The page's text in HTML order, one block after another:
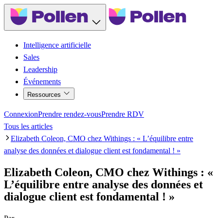
Intelligence artificielle
Sales
Leadership
Événements
Ressources
ConnexionPrendre rendez-vousPrendre RDV
Tous les articles
Elizabeth Coleon, CMO chez Withings : « L’équilibre entre
analyse des données et dialogue client est fondamental ! »
Elizabeth Coleon, CMO chez Withings : «
L’équilibre entre analyse des données et
dialogue client est fondamental ! »